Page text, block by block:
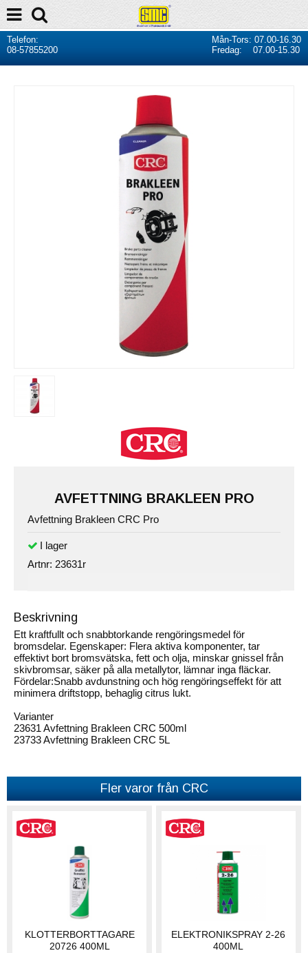
Telefon:
08-57855200
Mån-Tors: 07.00-16.30
Fredag: 07.00-15.30
AVFETTNING BRAKLEEN PRO
Avfettning Brakleen CRC Pro
Artnr: 23631r
Beskrivning
Ett kraftfullt och snabbtorkande rengöringsmedel för
bromsdelar. Egenskaper: Flera aktiva komponenter, tar
effektivt bort bromsvätska, fett och olja, minskar gnissel från
skivbromsar, säker på alla metallytor, lämnar inga fläckar.
Fördelar:Snabb avdunstning och hög rengöringseffekt för att
minimera driftstopp, behaglig citrus lukt.
Varianter
23631 Avfettning Brakleen CRC 500ml
23733 Avfettning Brakleen CRC 5L
Fler varor från CRC
KLOTTERBORTTAGARE
20726 400ML
ELEKTRONIKSPRAY 2-26
400ML